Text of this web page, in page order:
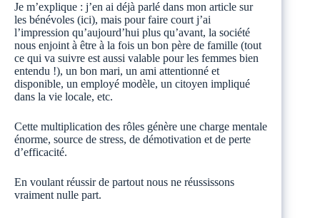
Je m’explique : j’en ai déjà parlé dans mon article sur
les bénévoles (ici), mais pour faire court j’ai
l’impression qu’aujourd’hui plus qu’avant, la société
nous enjoint à être à la fois un bon père de famille (tout
ce qui va suivre est aussi valable pour les femmes bien
entendu !), un bon mari, un ami attentionné et
disponible, un employé modèle, un citoyen impliqué
dans la vie locale, etc.
Cette multiplication des rôles génère une charge mentale
énorme, source de stress, de démotivation et de perte
d’efficacité.
En voulant réussir de partout nous ne réussissons
vraiment nulle part.